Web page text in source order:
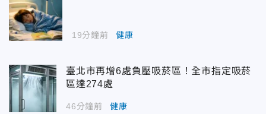
19分鐘前 健康
臺北市再增6處負壓吸菸區！全市指定吸菸
區達274處
46分鐘前 健康